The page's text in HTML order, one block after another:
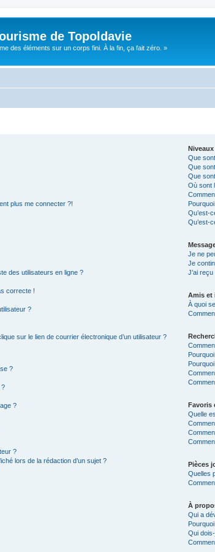
de Topoldavie
des éléments sur un corps fini. À la fin, ça fait zéro. »
plus me connecter ?!
des utilisateurs en ligne ?
correcte !
?
sur le lien de courrier électronique d’un utilisateur ?
?
?
?
?
lors de la rédaction d’un sujet ?
Que
Que
Que
Où sont
Qu’est-
Qu’est-
Je ne
Je
J’ai
Amis et
À quoi
Favoris
Quelle
Pièces
Quelles
À
Qui a
Qui